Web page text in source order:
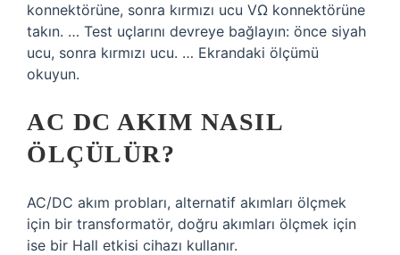
konnektörüne, sonra kırmızı ucu VΩ konnektörüne
takın. … Test uçlarını devreye bağlayın: önce siyah
ucu, sonra kırmızı ucu. … Ekrandaki ölçümü
okuyun.
AC DC AKIM NASIL
ÖLÇÜLÜR?
AC/DC akım probları, alternatif akımları ölçmek
için bir transformatör, doğru akımları ölçmek için
ise bir Hall etkisi cihazı kullanır.